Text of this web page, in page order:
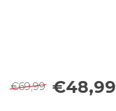
€69,99 €48,99